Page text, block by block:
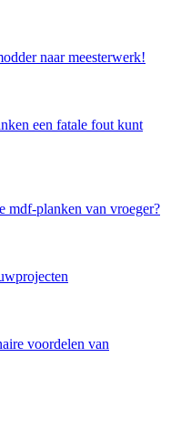
naar meesterwerk!
een fatale fout kunt
mdf-planken van vroeger?
voordelen van